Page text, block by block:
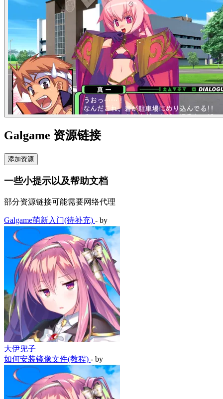
Galgame 资源链接
添加资源
一些小提示以及帮助文档
部分资源链接可能需要网络代理
Galgame萌新入门(待补充) - by
大伊兜子
如何安装镜像文件(教程) - by